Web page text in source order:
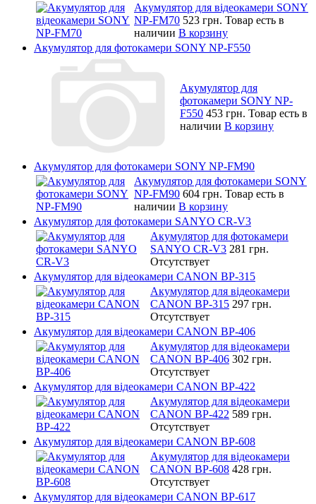
Акумулятор для відеокамери SONY
NP-FM70 523 грн. Товар есть в
наличии В корзину
Акумулятор для фотокамери SONY NP-F550
Акумулятор для
фотокамери SONY NP-
F550 453 грн. Товар есть в
наличии В корзину
Акумулятор для фотокамери SONY NP-FM90
Акумулятор для фотокамери SONY
NP-FM90 604 грн. Товар есть в
наличии В корзину
Акумулятор для фотокамери SANYO CR-V3
Акумулятор для фотокамери
SANYO CR-V3 281 грн.
Отсутствует
Акумулятор для відеокамери CANON BP-315
Акумулятор для відеокамери
CANON BP-315 297 грн.
Отсутствует
Акумулятор для відеокамери CANON BP-406
Акумулятор для відеокамери
CANON BP-406 302 грн.
Отсутствует
Акумулятор для відеокамери CANON BP-422
Акумулятор для відеокамери
CANON BP-422 589 грн.
Отсутствует
Акумулятор для відеокамери CANON BP-608
Акумулятор для відеокамери
CANON BP-608 428 грн.
Отсутствует
Акумулятор для відеокамери CANON BP-617